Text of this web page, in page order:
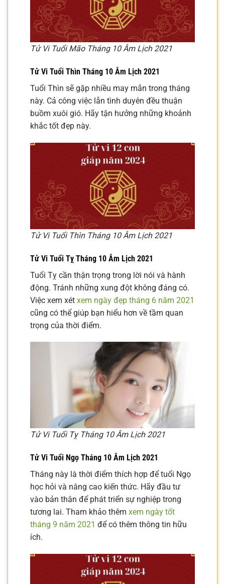
Tử Vi Tuổi Mão Tháng 10 Âm Lịch 2021
Tử Vi Tuổi Thìn Tháng 10 Âm Lịch 2021
Tuổi Thìn sẽ gặp nhiều may mắn trong tháng
này. Cả công việc lẫn tình duyên đều thuận
buồm xuôi gió. Hãy tận hưởng những khoảnh
khắc tốt đẹp này.
Tử Vi Tuổi Thìn Tháng 10 Âm Lịch 2021
Tử Vi Tuổi Tỵ Tháng 10 Âm Lịch 2021
Tuổi Tỵ cần thận trọng trong lời nói và hành
động. Tránh những xung đột không đáng có.
Việc xem xét xem ngày đẹp tháng 6 năm 2021
cũng có thể giúp bạn hiểu hơn về tầm quan
trọng của thời điểm.
Tử Vi Tuổi Tỵ Tháng 10 Âm Lịch 2021
Tử Vi Tuổi Ngọ Tháng 10 Âm Lịch 2021
Tháng này là thời điểm thích hợp để tuổi Ngọ
học hỏi và nâng cao kiến thức. Hãy đầu tư
vào bản thân để phát triển sự nghiệp trong
tương lai. Tham khảo thêm xem ngày tốt
tháng 9 năm 2021 để có thêm thông tin hữu
ích.